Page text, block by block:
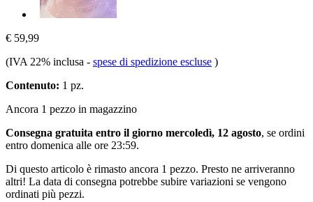
€ 59,99
(IVA 22% inclusa - spese di spedizione escluse )
Contenuto: 1 pz.
Ancora 1 pezzo in magazzino
Consegna gratuita entro il giorno mercoledì, 12 agosto, se ordini
entro domenica alle ore 23:59.
Di questo articolo è rimasto ancora 1 pezzo. Presto ne arriveranno
altri! La data di consegna potrebbe subire variazioni se vengono
ordinati più pezzi.